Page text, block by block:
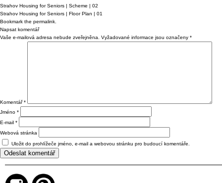
Strahov Housing for Seniors | Scheme | 02
Strahov Housing for Seniors | Floor Plan | 01
Bookmark the permalink
Napsat komentář
Vaše e-mailová adresa nebude zveřejněna.
Vyžadované informace jsou označeny *
Komentář*
Jméno *
E-mail *
Webová stránka
Uložit do prohlížeče jméno, e-mail a webovou stránku pro budoucí komentáře.